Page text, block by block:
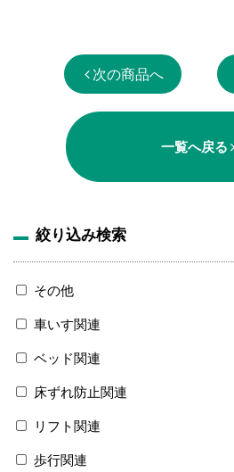
次の商品へ
一覧へ戻る
絞り込み検索
その他
車いす関連
ベッド関連
床ずれ防止関連
リフト関連
歩行関連